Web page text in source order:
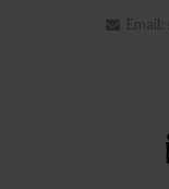
Email: